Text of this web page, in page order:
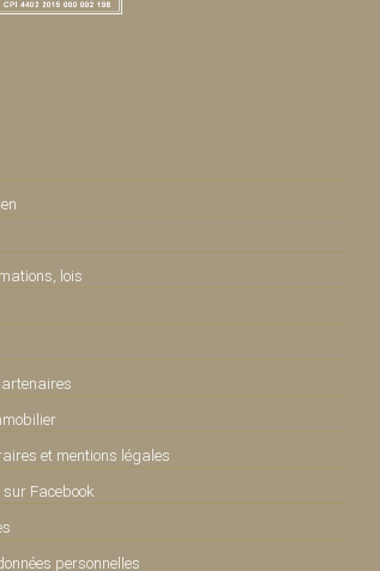
lois
et mentions légales
sur Facebook
personnelles